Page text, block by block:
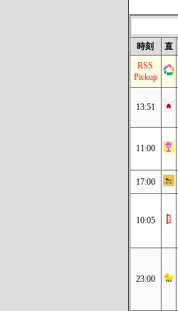
時刻 直
RSS
Pickup
13:51
11:00
17:00
10:05
23:00